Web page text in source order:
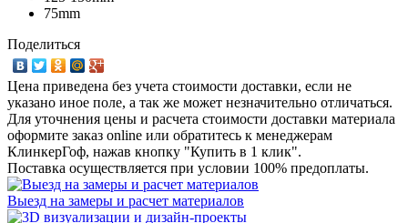
75mm
Поделиться
Цена приведена без учета стоимости доставки, если не
указано иное поле, а так же может незначительно отличаться.
Для уточнения цены и расчета стоимости доставки материала
оформите заказ online или обратитесь к менеджерам
КлинкерГоф, нажав кнопку "Купить в 1 клик".
Поставка осуществляется при условии 100% предоплаты.
Выезд на замеры и расчет материалов